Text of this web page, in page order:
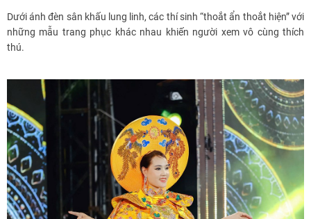
Dưới ánh đèn sân khấu lung linh, các thí sinh “thoắt ẩn thoắt hiện” với
những mẫu trang phục khác nhau khiến người xem vô cùng thích
thú.